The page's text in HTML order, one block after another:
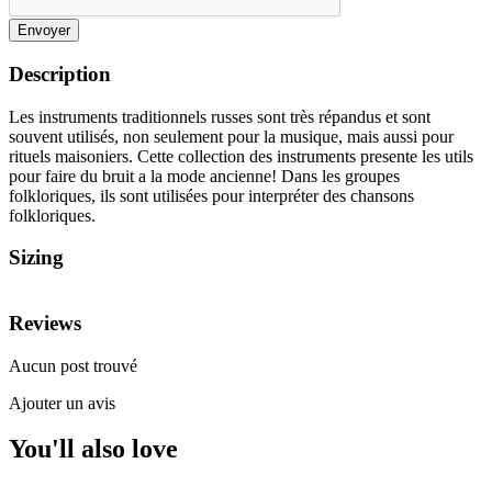
Envoyer
Description
Les instruments traditionnels russes sont très répandus et sont
souvent utilisés, non seulement pour la musique, mais aussi pour
rituels maisoniers. Cette collection des instruments presente les utils
pour faire du bruit a la mode ancienne! Dans les groupes
folkloriques, ils sont utilisées pour interpréter des chansons
folkloriques.
Sizing
Reviews
Aucun post trouvé
Ajouter un avis
You'll also love